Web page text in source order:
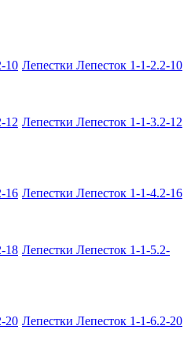
Лепестки Лепесток 1-1-2.2-10
Лепестки Лепесток 1-1-3.2-12
Лепестки Лепесток 1-1-4.2-16
Лепестки Лепесток 1-1-5.2-
Лепестки Лепесток 1-1-6.2-20